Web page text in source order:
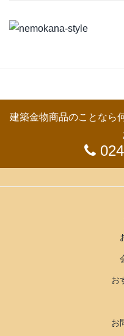
建築金物商品のことなら
お
お